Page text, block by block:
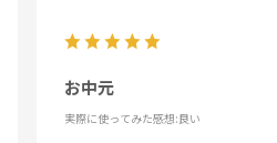
お中元
実際に使ってみた感想:良い